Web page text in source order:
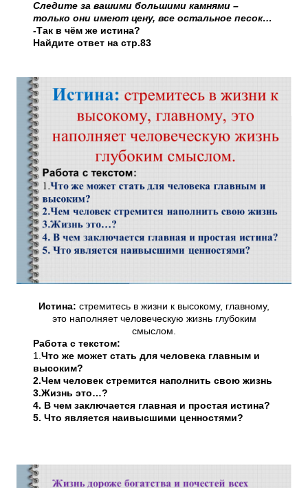
Следите за вашими большими камнями –
только они имеют цену, все остальное песок…
-Так в чём же истина?
Найдите ответ на стр.83
Истина: стремитесь в жизни к высокому, главному,
это наполняет человеческую жизнь глубоким
смыслом.
Работа с текстом:
1.Что же может стать для человека главным и
высоким?
2.Чем человек стремится наполнить свою жизнь
3.Жизнь это…?
4. В чем заключается главная и простая истина?
5. Что является наивысшими ценностями?